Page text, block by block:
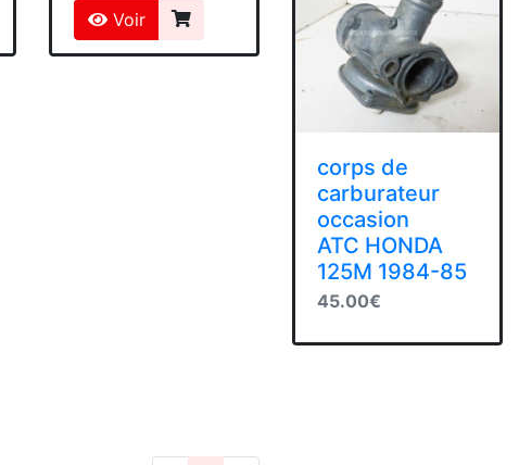
Voir
corps de
carburateur
occasion
ATC HONDA
125M 1984-85
45.00€